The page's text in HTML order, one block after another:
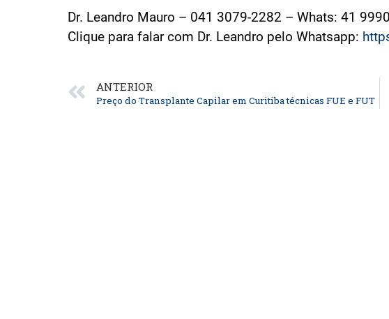
Dr. Leandro Mauro – 041 3079-2282 – Whats: 41
Clique para falar com Dr. Leandro pelo Whatsapp:
ANTERIOR
Preço do Transplante Capilar em Curitiba técnicas FUE e FUT